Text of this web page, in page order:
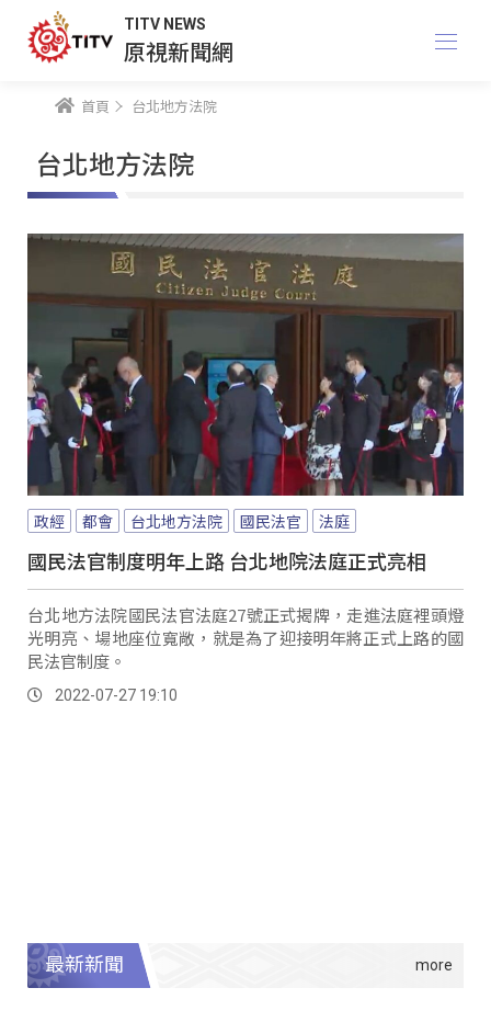
TITV NEWS
原視新聞網
首頁 台北地方法院
台北地方法院
政經 都會 台北地方法院 國民法官 法庭
國民法官制度明年上路 台北地院法庭正式亮相
台北地方法院國民法官法庭27號正式揭牌，走進法庭裡頭燈
光明亮、場地座位寬敞，就是為了迎接明年將正式上路的國
民法官制度。
2022-07-27 19:10
最新新聞